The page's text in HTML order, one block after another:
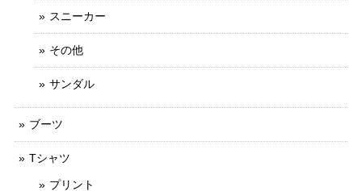
スニーカー
その他
サンダル
ブーツ
Tシャツ
プリント